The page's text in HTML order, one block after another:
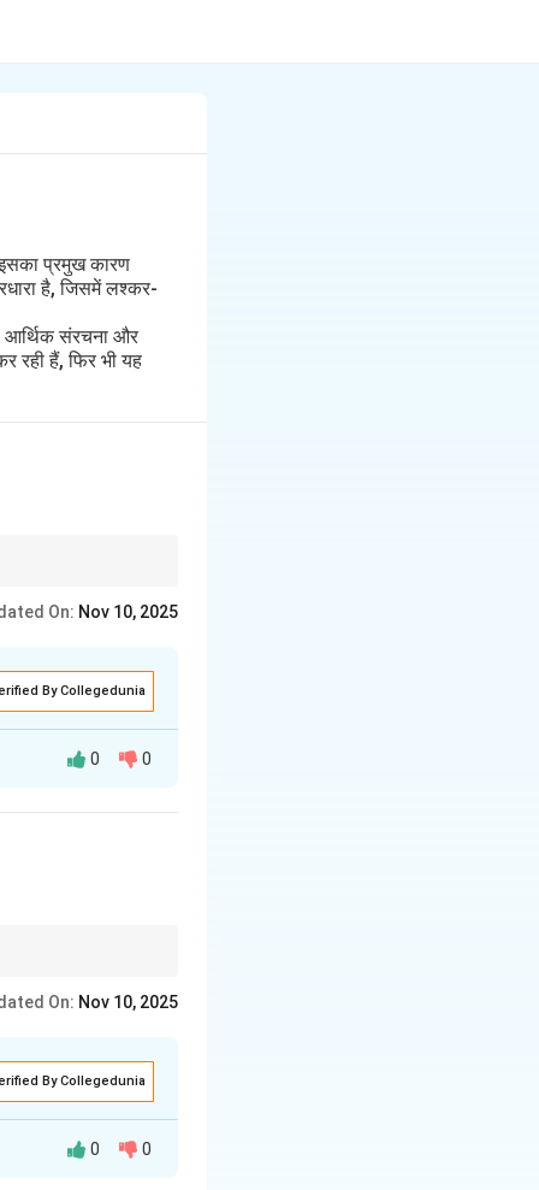
प्रमुख कारण
है, जिसमें लश्कर-
आर्थिक संरचना और
रही हैं, फिर भी यह
On: Nov 10, 2025
By Collegedunia
0 0
On: Nov 10, 2025
By Collegedunia
0 0